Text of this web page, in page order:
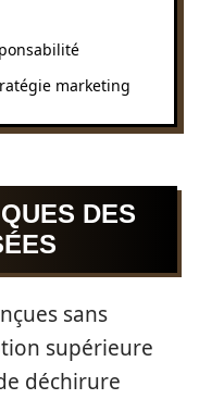
marketing
DES
sans
supérieure
déchirure